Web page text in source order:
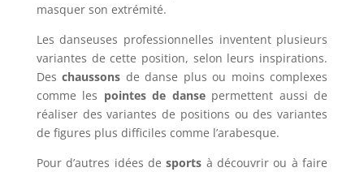
masquer son extrémité.
Les danseuses professionnelles inventent plusieurs
variantes de cette position, selon leurs inspirations.
Deschaussons de danse plus ou moins complexes
comme les pointes de dansepermettent aussi de
réaliser des variantes de positions ou des variantes
de figures plus difficiles comme l’arabesque.
Pour d’autres idées desports à découvrir ou à faire